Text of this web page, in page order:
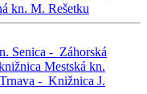
kn. M. Rešetku
Senica - Záhorská
Mestská kn.
Trnava - Knižnica J.